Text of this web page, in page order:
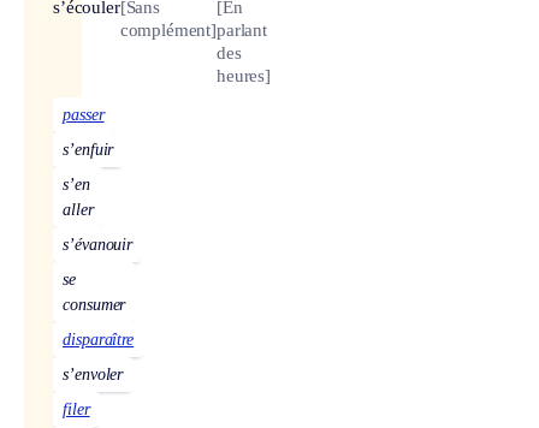
s’écouler[Sans
complément]
[En
parlant
des
heures]
passer
s’enfuir
s’en
aller
s’évanouir
se
consumer
disparaître
s’envoler
filer